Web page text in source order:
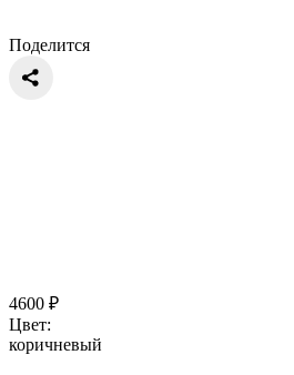
Поделится
4600 ₽
Цвет:
коричневый